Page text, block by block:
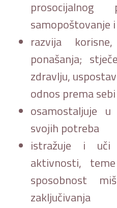
prosocijalnog
samopoštovanje
razvija
ponašanja;
zdravlju,
odnos prema
osamostaljuje
svojih potreba
istražuje i
aktivnosti,
sposobnost
zaključivanja